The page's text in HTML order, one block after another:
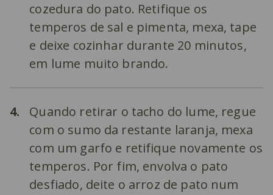
cozedura do pato. Retifique os
temperos de sal e pimenta, mexa, tape
e deixe cozinhar durante 20 minutos,
em lume muito brando.
4.
Quando retirar o tacho do lume, regue
com o sumo da restante laranja, mexa
com um garfo e retifique novamente os
temperos. Por fim, envolva o pato
desfiado, deite o arroz de pato num